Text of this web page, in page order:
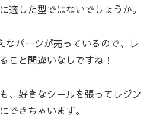
適した型ではないでしょうか。
なパーツが売っているので、レ
こと間違いなしですね！
、好きなシールを張ってレジン
できちゃいます。